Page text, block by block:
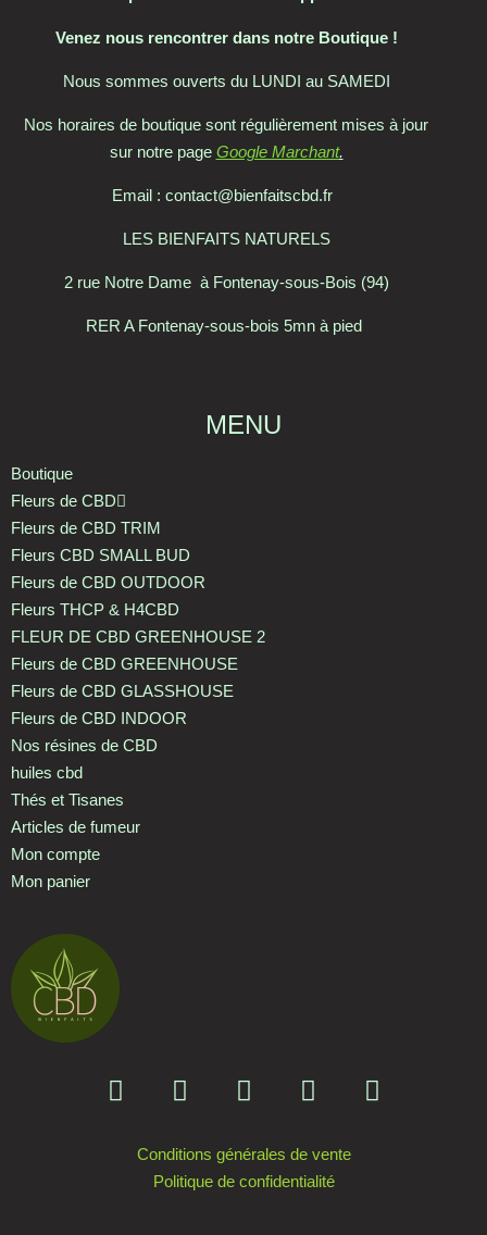
Venez nous rencontrer dans notre Boutique !
Nous sommes ouverts du LUNDI au SAMEDI
Nos horaires de boutique sont régulièrement mises à jour
sur notre page Google Marchant.
Email : contact@bienfaitscbd.fr
LES BIENFAITS NATURELS
2 rue Notre Dame à Fontenay-sous-Bois (94)
RER A Fontenay-sous-bois 5mn à pied
MENU
Boutique
Fleurs de CBD
Fleurs de CBD TRIM
Fleurs CBD SMALL BUD
Fleurs de CBD OUTDOOR
Fleurs THCP & H4CBD
FLEUR DE CBD GREENHOUSE 2
Fleurs de CBD GREENHOUSE
Fleurs de CBD GLASSHOUSE
Fleurs de CBD INDOOR
Nos résines de CBD
huiles cbd
Thés et Tisanes
Articles de fumeur
Mon compte
Mon panier
Conditions générales de vente
Politique de confidentialité